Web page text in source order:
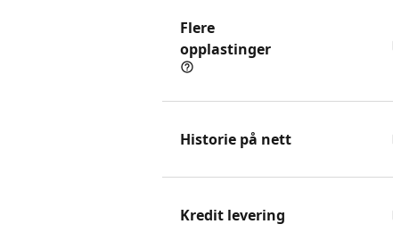
Flere
opplastinger
Historie på nett
Kredit levering